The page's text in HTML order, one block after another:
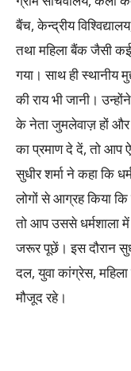
बैंच, केन्द्रीय
तथा महिला बैंक जैसी कई
गया। साथ ही स्थानीय
की राय भी जानी।
के नेता जुमलेवाज़ हों
का प्रमाण दे दें, तो आप
सुधीर शर्मा ने कहा कि
लोगों से आग्रह किया
तो आप उससे धर्मशाला
जरूर पूछें। इस दौरान
दल, युवा कांग्रेस, महिला
मौजूद रहे।